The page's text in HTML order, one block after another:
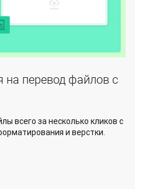
на перевод файлов с
всего за несколько кликов с
и верстки.